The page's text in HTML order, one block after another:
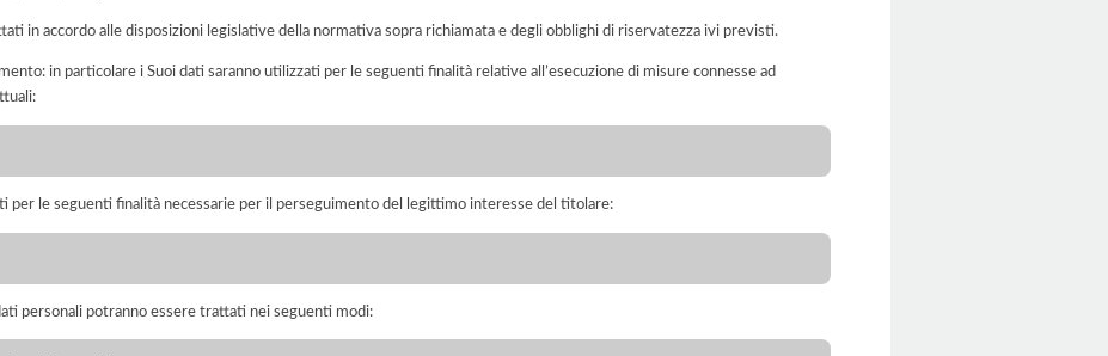
in accordo alle disposizioni legislative della normativa sopra richiamata e degli obblighi di riservatezza ivi previsti.
in particolare i Suoi dati saranno utilizzati per le seguenti finalità relative all’esecuzione di misure connesse ad
per le seguenti finalità necessarie per il perseguimento del legittimo interesse del titolare:
personali potranno essere trattati nei seguenti modi: